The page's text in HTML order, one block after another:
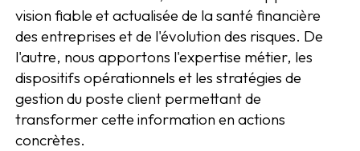
vision fiable et actualisée de la santé financière
des entreprises et de l'évolution des risques. De
l'autre, nous apportons l'expertise métier, les
dispositifs opérationnels et les stratégies de
gestion du poste client permettant de
transformer cette information en actions
concrètes.